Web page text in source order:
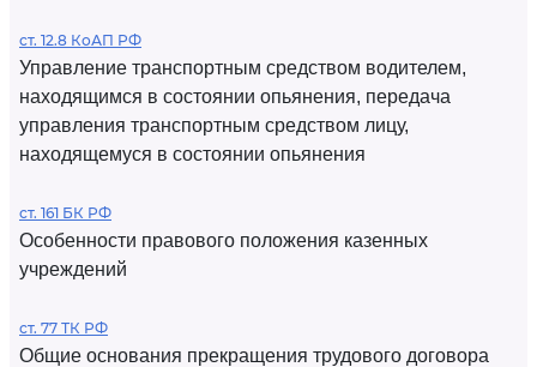
ст. 12.8 КоАП РФ
Управление транспортным средством водителем,
находящимся в состоянии опьянения, передача
управления транспортным средством лицу,
находящемуся в состоянии опьянения
ст. 161 БК РФ
Особенности правового положения казенных
учреждений
ст. 77 ТК РФ
Общие основания прекращения трудового договора